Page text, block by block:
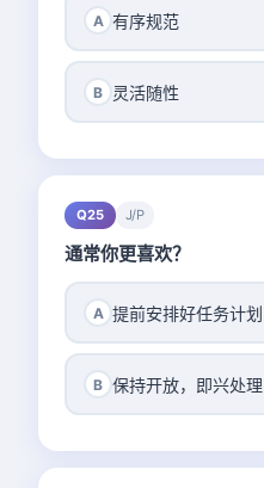
A 有序规范
B 灵活随性
Q25 J/P
通常你更喜欢？
A 提前安排好任务计划
B 保持开放，即兴处理